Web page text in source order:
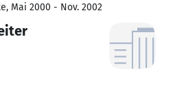
Mai 2000 - Nov. 2002